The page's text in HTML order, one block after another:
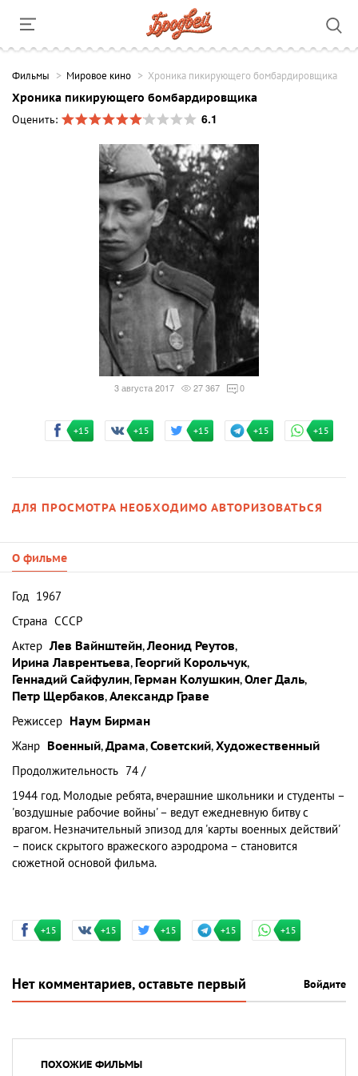
Фильмы Мировое кино Хроника пикирующего бомбардировщика
Хроника пикирующего бомбардировщика
Оценить:
6.1
3 августа 2017 27 367 0
+15 +15 +15 +15 +15
ДЛЯ ПРОСМОТРА НЕОБХОДИМО АВТОРИЗОВАТЬСЯ
О фильме
Год 1967
Страна СССР
Актер Лев Вайнштейн,Леонид Реутов,
Ирина Лаврентьева, Георгий Корольчук,
Геннадий Сайфулин, Герман Колушкин,Олег Даль,
Петр Щербаков,Александр Граве
Режиссер Наум Бирман
Жанр Военный,Драма,Советский,Художественный
Продолжительность 74 /
1944 год. Молодые ребята, вчерашние школьники и студенты –
'воздушные рабочие войны' – ведут ежедневную битву с
врагом. Незначительный эпизод для 'карты военных действий'
– поиск скрытого вражеского аэродрома – становится
сюжетной основой фильма.
+15 +15 +15 +15 +15
Нет комментариев, оставьте первый Войдите
ПОХОЖИЕ ФИЛЬМЫ